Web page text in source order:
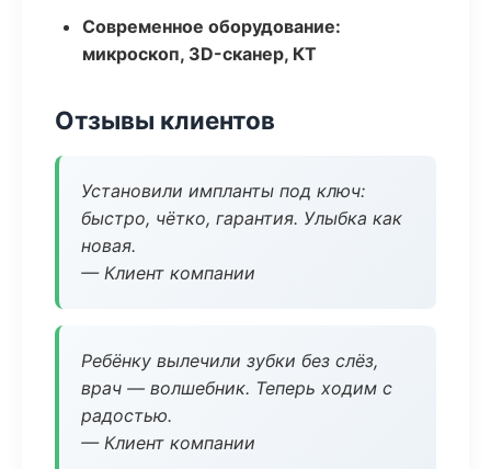
Современное оборудование:
микроскоп, 3D-сканер, КТ
Отзывы клиентов
Установили импланты под ключ:
быстро, чётко, гарантия. Улыбка как
новая.
— Клиент компании
Ребёнку вылечили зубки без слёз,
врач — волшебник. Теперь ходим с
радостью.
— Клиент компании